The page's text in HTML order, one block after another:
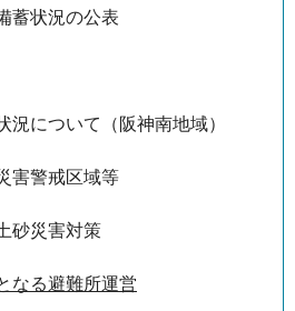
蓄状況の公表
況について（阪神南地域）
害警戒区域等
砂災害対策
なる避難所運営